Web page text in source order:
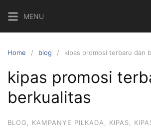
content
MENU
Home blog kipas promosi terbaru dan
kipas promosi
berkualitas
BLOG KAMPANYE PILKADA KIPAS